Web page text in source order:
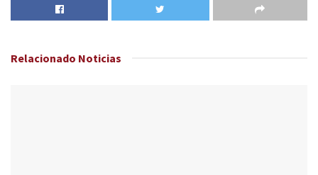
Relacionado Noticias